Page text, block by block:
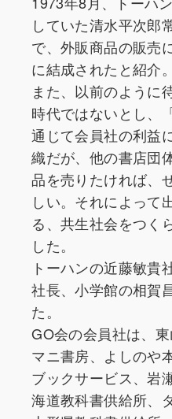
していた清水平次郎
で、外販商品の販売
に結成されたと紹介。
また、以前のように
時代ではないとし、
通じて会員社の利益
織だが、他の書店団
品を売りたければ、
しい。それによって
る、共生社会をつく
した。
トーハンの近藤敏貴
社長、小学館の相賀
た。
GO会の会員社は、
マニ書房、よしのや
ブックサービス、岩
海道教科書供給所、